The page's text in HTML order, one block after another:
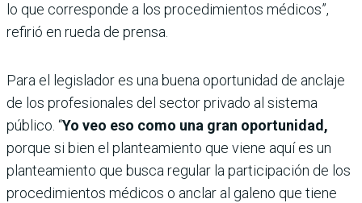
lo que corresponde a los procedimientos médicos”,
refirió en rueda de prensa.
Para el legislador es una buena oportunidad de anclaje
de los profesionales del sector privado al sistema
público. “Yo veo eso como una gran oportunidad,
porque si bien el planteamiento que viene aquí es un
planteamiento que busca regular la participación de los
procedimientos médicos o anclar al galeno que tiene